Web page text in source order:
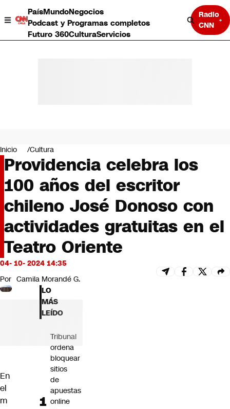
PaísMundoNegocios
Podcast y Programas completos
Futuro 360CulturaServicios
Radio
CNN
Negocios
Deportes
Programas completos
Cultura
Servicios
Bits
CNN tiempo
Futuro 360
Opinión
Inicio Cultura
Providencia celebra los
100 años del escritor
chileno José Donoso con
actividades gratuitas en el
Teatro Oriente
04- 10- 2024 14:35
Por Camila Morandé G.
En
el
m
LO
MÁS
LEÍDO
Tribunal
ordena
bloquear
sitios
de
apuestas
online